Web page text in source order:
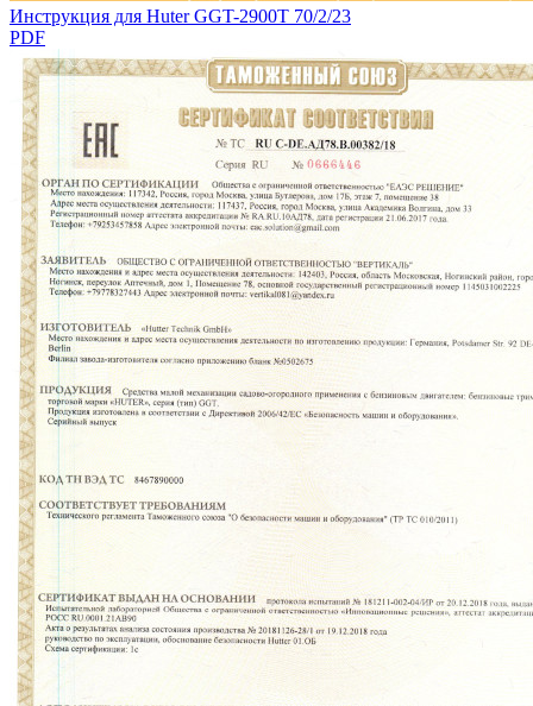
Инструкция для Huter GGT-2900T 70/2/23
PDF